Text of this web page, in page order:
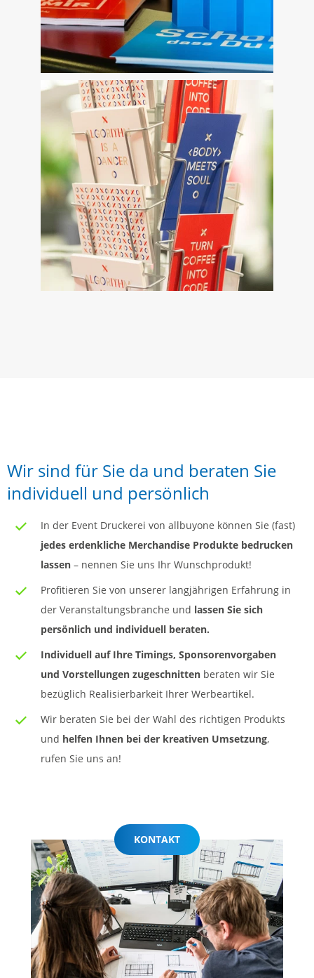
Wir sind für Sie da und beraten Sie
individuell und persönlich
In der Event Druckerei von allbuyone können Sie (fast)
jedes erdenkliche Merchandise Produkte bedrucken
lassen – nennen Sie uns Ihr Wunschprodukt!
Profitieren Sie von unserer langjährigen Erfahrung in
der Veranstaltungsbranche und lassen Sie sich
persönlich und individuell beraten.
Individuell auf Ihre Timings, Sponsorenvorgaben
und Vorstellungen zugeschnitten beraten wir Sie
bezüglich Realisierbarkeit Ihrer Werbeartikel.
Wir beraten Sie bei der Wahl des richtigen Produkts
und helfen Ihnen bei der kreativen Umsetzung,
rufen Sie uns an!
KONTAKT